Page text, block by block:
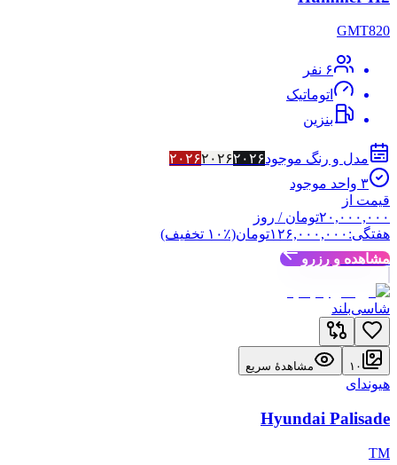
GMT820
۶ نفر
اتوماتیک
بنزین
مدل و رنگ موجود ۲۰۲۶۲۰۲۶۲۰۲۶
۳ واحد موجود
قیمت از
۲۰,۰۰۰,۰۰۰تومان / روز
هفتگی: ۱۲۶,۰۰۰,۰۰۰تومان(٪ ۱۰ تخفیف)
مشاهده و رزرو
شاسی‌بلند
۱۰ مشاهدهٔ سریع
هیوندای
Hyundai Palisade
TM